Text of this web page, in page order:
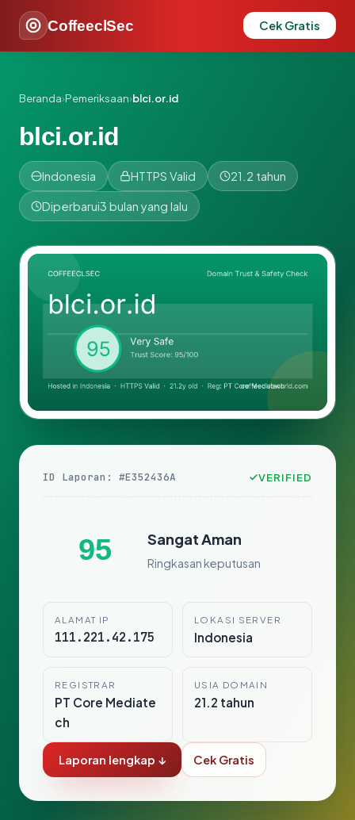
CoffeeclSec Cek Gratis
Beranda›Pemeriksaan›blci.or.id
blci.or.id
Indonesia HTTPS Valid 21.2 tahun
Diperbarui3 bulan yang lalu
ID Laporan: #E352436A VERIFIED
95 Sangat Aman
Ringkasan keputusan
ALAMAT IP
111.221.42.175
LOKASI SERVER
Indonesia
REGISTRAR
PT Core Mediate
ch
USIA DOMAIN
21.2 tahun
Laporan lengkap ↓ Cek Gratis